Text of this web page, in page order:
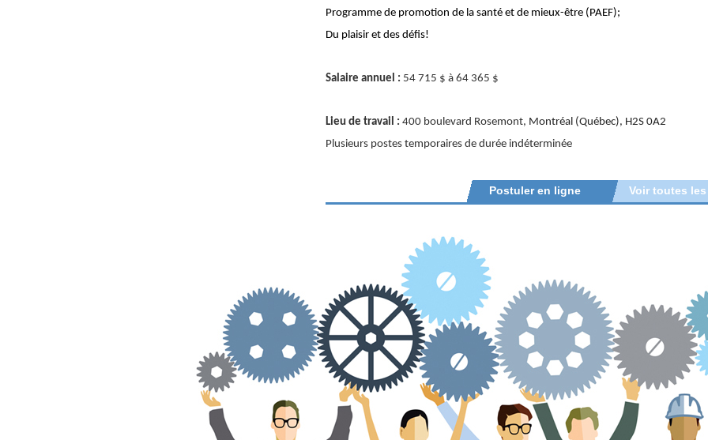
Programme de promotion de la santé et de mieux-être (PAEF);
Du plaisir et des défis!
Salaire annuel : 54 715 $ à 64 365 $
Lieu de travail : 400 boulevard Rosemont, Montréal (Québec), H2S 0A2
Plusieurs postes temporaires de durée indéterminée
Voir toutes
Postuler en ligne